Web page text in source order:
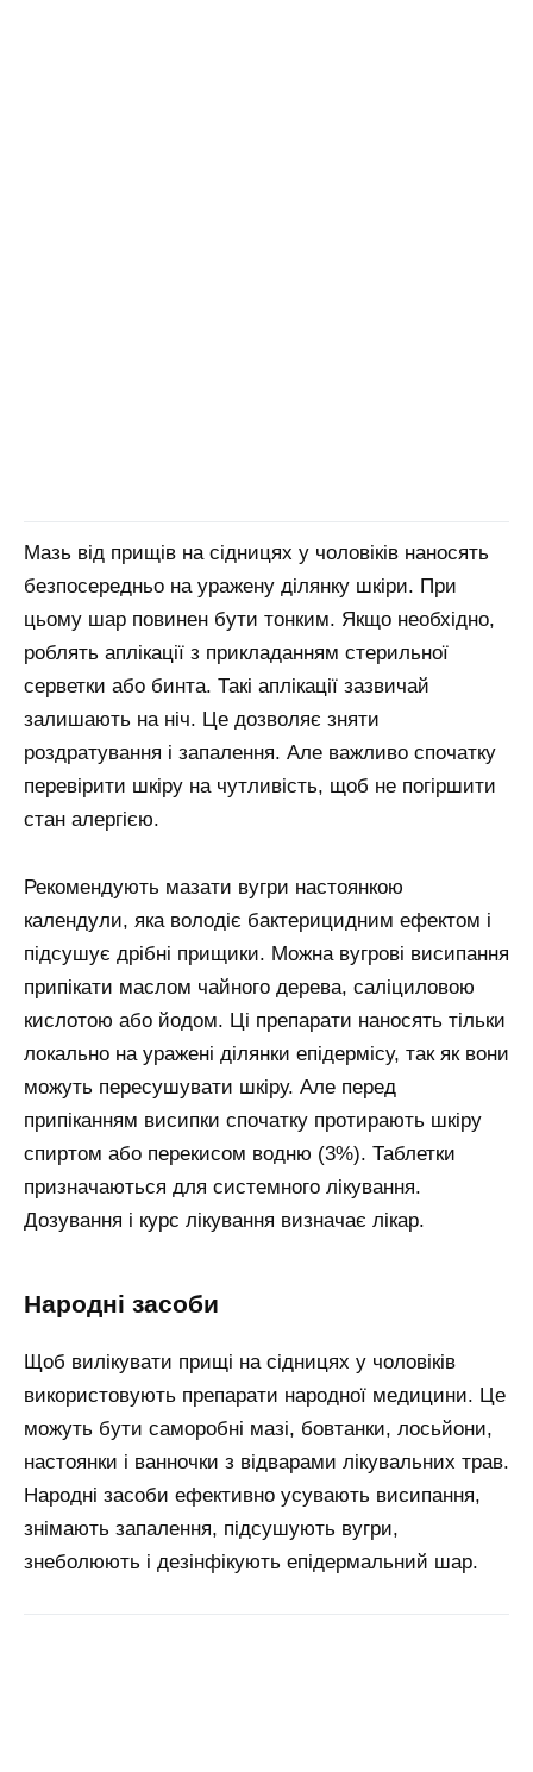
Мазь від прищів на сідницях у чоловіків наносять
безпосередньо на уражену ділянку шкіри. При
цьому шар повинен бути тонким. Якщо необхідно,
роблять аплікації з прикладанням стерильної
серветки або бинта. Такі аплікації зазвичай
залишають на ніч. Це дозволяє зняти
роздратування і запалення. Але важливо спочатку
перевірити шкіру на чутливість, щоб не погіршити
стан алергією.
Рекомендують мазати вугри настоянкою
календули, яка володіє бактерицидним ефектом і
підсушує дрібні прищики. Можна вугрові висипання
припікати маслом чайного дерева, саліциловою
кислотою або йодом. Ці препарати наносять тільки
локально на уражені ділянки епідермісу, так як вони
можуть пересушувати шкіру. Але перед
припіканням висипки спочатку протирають шкіру
спиртом або перекисом водню (3%). Таблетки
призначаються для системного лікування.
Дозування і курс лікування визначає лікар.
народні засоби
Щоб вилікувати прищі на сідницях у чоловіків
використовують препарати народної медицини. Це
можуть бути саморобні мазі, бовтанки, лосьйони,
настоянки і ванночки з відварами лікувальних трав.
Народні засоби ефективно усувають висипання,
знімають запалення, підсушують вугри,
знеболюють і дезінфікують епідермальний шар.